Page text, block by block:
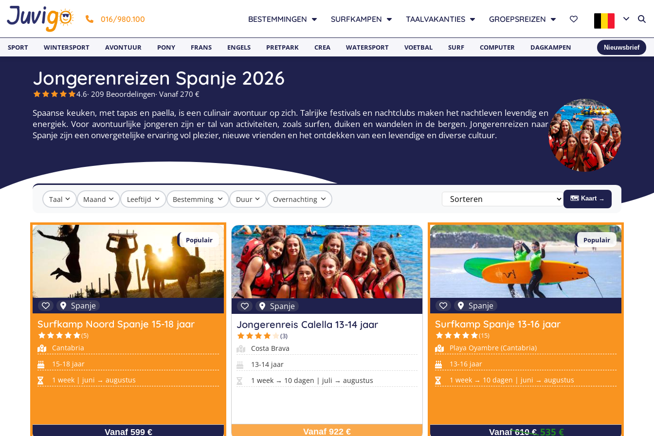
016/980.100 BESTEMMINGEN SURFKAMPEN TAALVAKANTIES GROEPSREIZEN
SPORT WINTERSPORT AVONTUUR PONY FRANS ENGELS PRETPARK CREA WATERSPORT VOETBAL SURF COMPUTER DAGKAMPEN Nieuwsbrief
Jongerenreizen Spanje 2026
4.6· 209 Beoordelingen· Vanaf 270 €
Spaanse keuken, met tapas en paella, is een culinair avontuur op zich. Talrijke festivals en nachtclubs maken het nachtleven levendig en
energiek. Voor avontuurlijke jongeren zijn er tal van activiteiten, zoals surfen, duiken en wandelen in de bergen. Jongerenreizen naar
Spanje zijn een onvergetelijke ervaring vol plezier, nieuwe vrienden en het ontdekken van een levendige en diverse cultuur.
Taal Maand Leeftijd Bestemming Duur Overnachting 🗺 Kaart →
Populair
Spanje
Surfkamp Noord Spanje 15-18 jaar
(5)
Cantabria
15-18 jaar
1 week | juni → augustus
Vanaf 599 €
Spanje
Jongerenreis Calella 13-14 jaar
(3)
Costa Brava
13-14 jaar
1 week → 10 dagen | juli → augustus
Vanaf 922 €
Populair
Spanje
Surfkamp Spanje 13-16 jaar
(15)
Playa Oyambre (Cantabria)
13-16 jaar
1 week → 10 dagen | juni → augustus
Vanaf 610 € 535 €